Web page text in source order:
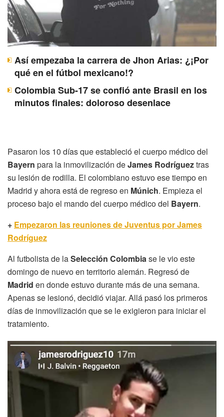
Así empezaba la carrera de Jhon Arias: ¿¡Por
qué en el fútbol mexicano!?
Colombia Sub-17 se confió ante Brasil en los
minutos finales: doloroso desenlace
Pasaron los 10 días que estableció el cuerpo médico del
Bayern para la inmovilización deJames Rodrígueztras
su lesión de rodilla. El colombiano estuvo ese tiempo en
Madrid y ahora está de regreso en Múnich. Empieza el
proceso bajo el mando del cuerpo médico del Bayern.
+ Empezaron las reuniones de Juventus por James
Rodríguez
Al futbolista de laSelección Colombiase le vio este
domingo de nuevo en territorio alemán. Regresó de
Madrid en donde estuvo durante más de una semana.
Apenas se lesionó, decidió viajar. Allá pasó los primeros
días de inmovilización que se le exigieron para iniciar el
tratamiento.